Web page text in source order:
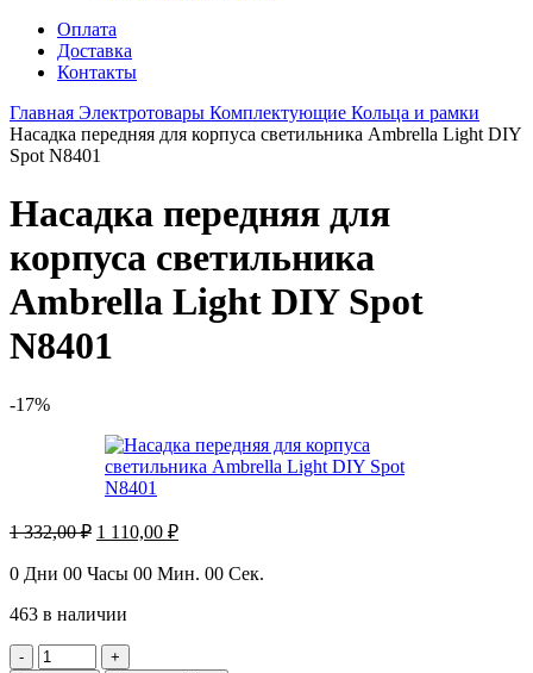
Оплата
Доставка
Контакты
Главная Электротовары Комплектующие Кольца и рамки
Насадка передняя для корпуса светильника Ambrella Light DIY
Spot N8401
Насадка передняя для
корпуса светильника
Ambrella Light DIY Spot
N8401
-17%
1 332,00₽ Первоначальная
составляла
332,00 ₽.
1 110,00 ₽Текущая
1
0 Дни 00 Часы 00 Мин. 00 Сек.
463 в наличии
Количество